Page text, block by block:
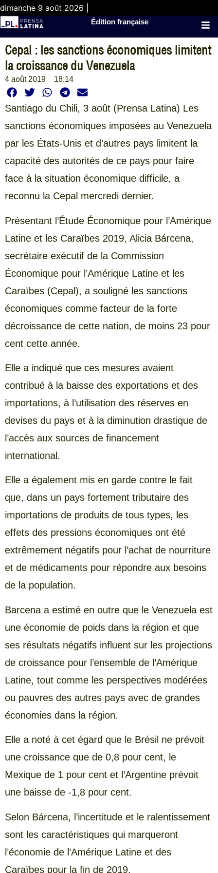
dimanche 9 août 2026 |
Édition française
Cepal : les sanctions économiques limitent
la croissance du Venezuela
4 août 2019 18:14
Santiago du Chili, 3 août (Prensa Latina) Les
sanctions économiques imposées au Venezuela
par les États-Unis et d’autres pays limitent la
capacité des autorités de ce pays pour faire
face à la situation économique difficile, a
reconnu la Cepal mercredi dernier.
Présentant l’Étude Économique pour l’Amérique
Latine et les Caraïbes 2019, Alicia Bárcena,
secrétaire exécutif de la Commission
Économique pour l’Amérique Latine et les
Caraïbes (Cepal), a souligné les sanctions
économiques comme facteur de la forte
décroissance de cette nation, de moins 23 pour
cent cette année.
Elle a indiqué que ces mesures avaient
contribué à la baisse des exportations et des
importations, à l’utilisation des réserves en
devises du pays et à la diminution drastique de
l’accès aux sources de financement
international.
Elle a également mis en garde contre le fait
que, dans un pays fortement tributaire des
importations de produits de tous types, les
effets des pressions économiques ont été
extrêmement négatifs pour l’achat de nourriture
et de médicaments pour répondre aux besoins
de la population.
Barcena a estimé en outre que le Venezuela est
une économie de poids dans la région et que
ses résultats négatifs influent sur les projections
de croissance pour l’ensemble de l’Amérique
Latine, tout comme les perspectives modérées
ou pauvres des autres pays avec de grandes
économies dans la région.
Elle a noté à cet égard que le Brésil ne prévoit
une croissance que de 0,8 pour cent, le
Mexique de 1 pour cent et l’Argentine prévoit
une baisse de -1,8 pour cent.
Selon Bárcena, l’incertitude et le ralentissement
sont les caractéristiques qui marqueront
l’économie de l’Amérique Latine et des
Caraïbes pour la fin de 2019.